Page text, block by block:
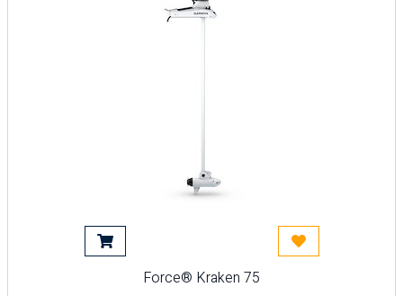
Aggiungi al carrello
Acquista più tardi
Force® Kraken 75